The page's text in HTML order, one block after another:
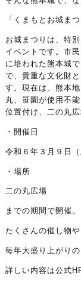
「くまもとお城まつ
お城まつりは、特
イベントです。市
に培われた熊本城
で、貴重な文化財
す。現在は、熊本
丸、笹園が使用不
位置付け、二の丸
・開催日
令和６年３月９日
・場所
二の丸広場
までの期間で開催。
たくさんの催し物
毎年大盛り上がり
詳しい内容は公式